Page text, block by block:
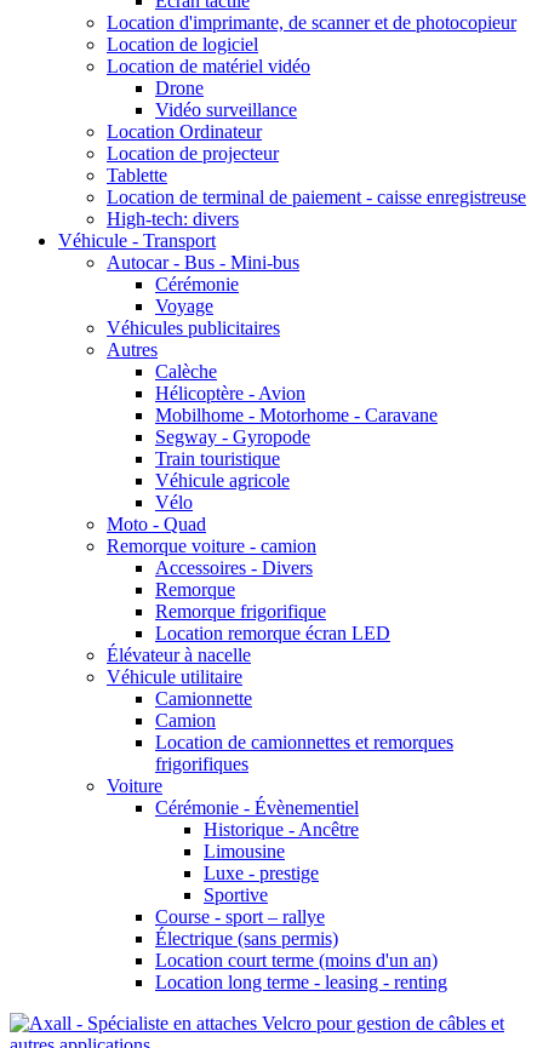
Location d'imprimante, de scanner et de photocopieur
Location de logiciel
Location de matériel vidéo
Drone
Vidéo surveillance
Location Ordinateur
Location de projecteur
Tablette
Location de terminal de paiement - caisse enregistreuse
High-tech: divers
Véhicule - Transport
Autocar - Bus - Mini-bus
Cérémonie
Voyage
Véhicules publicitaires
Autres
Calèche
Hélicoptère - Avion
Mobilhome - Motorhome - Caravane
Segway - Gyropode
Train touristique
Véhicule agricole
Vélo
Moto - Quad
Remorque voiture - camion
Accessoires - Divers
Remorque
Remorque frigorifique
Location remorque écran LED
Élévateur à nacelle
Véhicule utilitaire
Camionnette
Camion
Location de camionnettes et remorques
frigorifiques
Voiture
Cérémonie - Évènementiel
Historique - Ancêtre
Limousine
Luxe - prestige
Sportive
Course - sport – rallye
Électrique (sans permis)
Location court terme (moins d'un an)
Location long terme - leasing - renting